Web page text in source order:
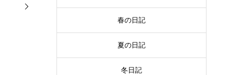
春の日記
夏の日記
冬日記